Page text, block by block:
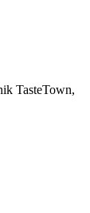
TasteTown,